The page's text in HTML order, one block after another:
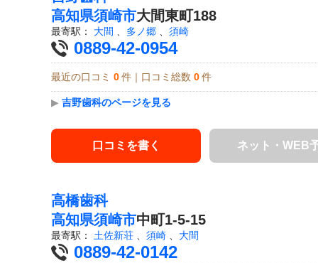
高知県須崎市大間東町188
最寄駅： 大間 多ノ郷 須崎
0889-42-0954
最近の口コミ 0 件｜口コミ総数 0 件
▶ 吉野歯科のページを見る
口コミを書く ネット・WEB
高橋歯科
高知県須崎市中町1-5-15
最寄駅： 土佐新荘 、 須崎 、 大間
0889-42-0142